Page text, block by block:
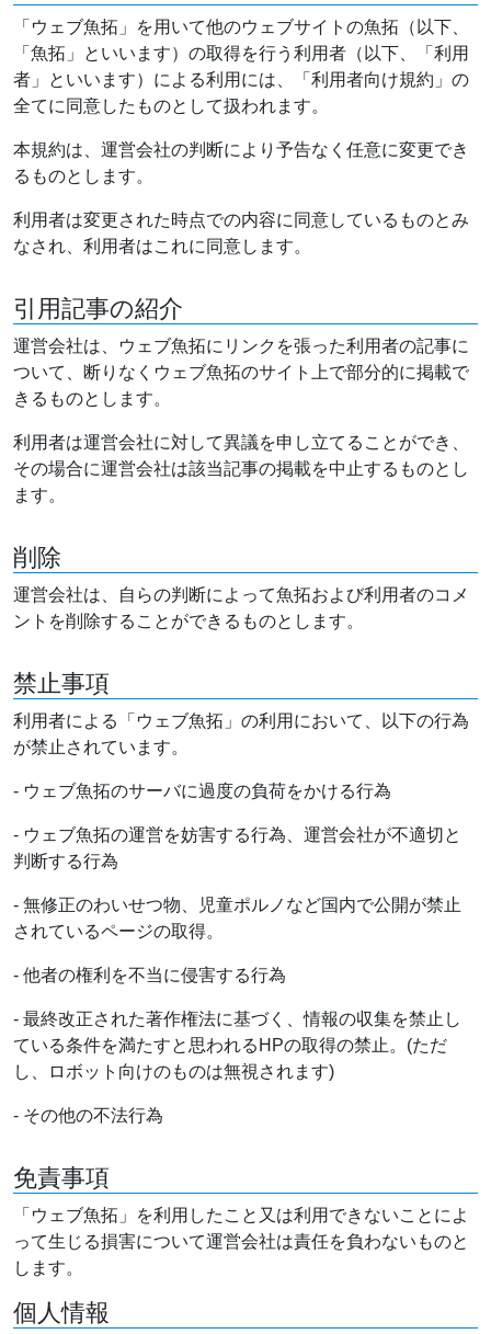
「ウェブ魚拓」を用いて他のウェブサイトの魚拓（以下、
「魚拓」といいます）の取得を行う利用者（以下、「利用
者」といいます）による利用には、「利用者向け規約」の
全てに同意したものとして扱われます。
本規約は、運営会社の判断により予告なく任意に変更でき
るものとします。
利用者は変更された時点での内容に同意しているものとみ
なされ、利用者はこれに同意します。
引用記事の紹介
運営会社は、ウェブ魚拓にリンクを張った利用者の記事に
ついて、断りなくウェブ魚拓のサイト上で部分的に掲載で
きるものとします。
利用者は運営会社に対して異議を申し立てることができ、
その場合に運営会社は該当記事の掲載を中止するものとし
ます。
削除
運営会社は、自らの判断によって魚拓および利用者のコメ
ントを削除することができるものとします。
禁止事項
利用者による「ウェブ魚拓」の利用において、以下の行為
が禁止されています。
- ウェブ魚拓のサーバに過度の負荷をかける行為
- ウェブ魚拓の運営を妨害する行為、運営会社が不適切と
判断する行為
- 無修正のわいせつ物、児童ポルノなど国内で公開が禁止
されているページの取得。
- 他者の権利を不当に侵害する行為
- 最終改正された著作権法に基づく、情報の収集を禁止し
ている条件を満たすと思われるHPの取得の禁止。(ただ
し、ロボット向けのものは無視されます)
- その他の不法行為
免責事項
「ウェブ魚拓」を利用したこと又は利用できないことによ
って生じる損害について運営会社は責任を負わないものと
します。
個人情報